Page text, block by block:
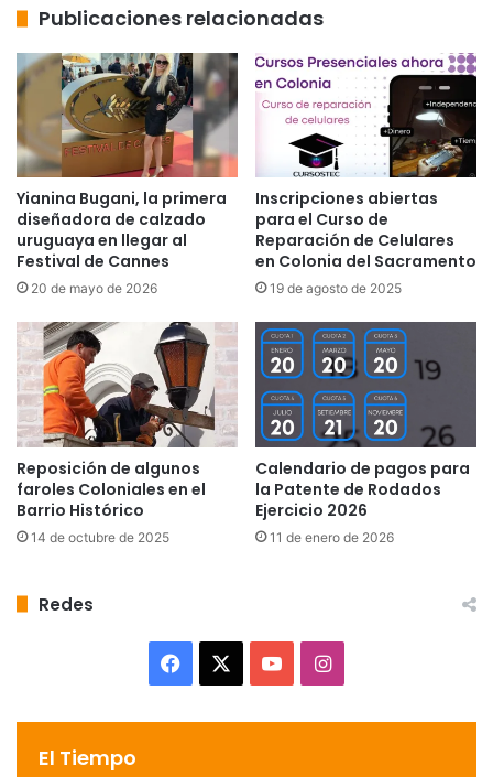
Publicaciones relacionadas
Yianina Bugani, la primera
diseñadora de calzado
uruguaya en llegar al
Festival de Cannes
20 de mayo de 2026
Inscripciones abiertas
para el Curso de
Reparación de Celulares
en Colonia del Sacramento
19 de agosto de 2025
Reposición de algunos
faroles Coloniales en el
Barrio Histórico
14 de octubre de 2025
Calendario de pagos para
la Patente de Rodados
Ejercicio 2026
11 de enero de 2026
Redes
Facebook YouTubeInstagram
El Tiempo